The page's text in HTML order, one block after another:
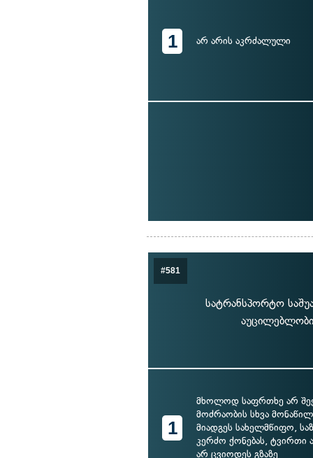
1 არ არის აკრძალული
#581
სატრანსპორტო
1
მხოლოდ საფრთხე არ
მოძრაობის სხვა
მიადგეს სახელმწიფო,
კერძო ქონებას,
არ ცვიოდეს გზაზე